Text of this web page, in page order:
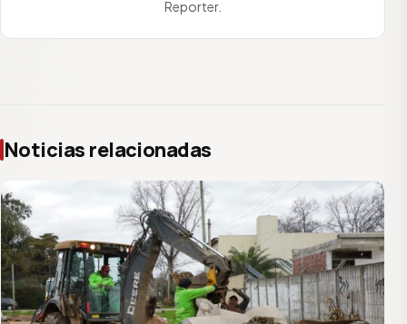
Reporter.
Noticias relacionadas